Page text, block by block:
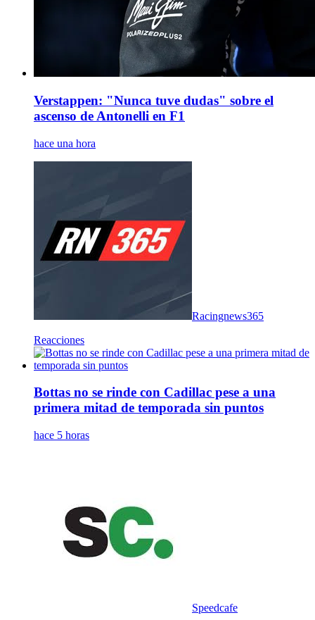
Verstappen: "Nunca tuve dudas" sobre el
ascenso de Antonelli en F1
hace una hora
Racingnews365
Reacciones
Bottas no se rinde con Cadillac pese a una
primera mitad de temporada sin puntos
hace 5 horas
Speedcafe